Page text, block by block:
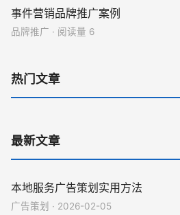
事件营销品牌推广案例
品牌推广 · 阅读量 6
热门文章
最新文章
本地服务广告策划实用方法
广告策划 · 2026-02-05